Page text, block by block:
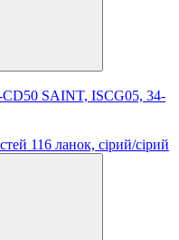
SAINT, ISCG05, 34-